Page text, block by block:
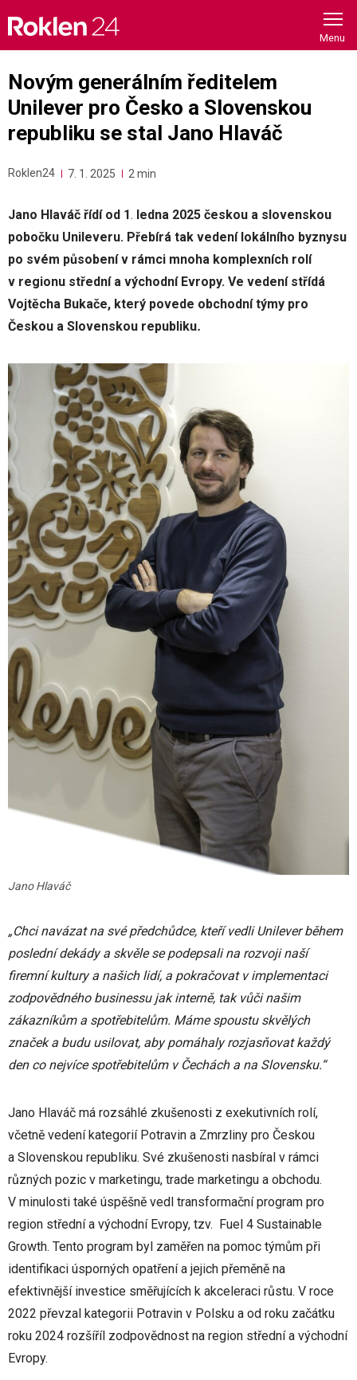
content
Novým generálním ředitelem
Unilever pro Česko a Slovenskou
republiku se stal Jano Hlaváč
Roklen24 7. 1. 2025 2 min
Jano Hlaváč řídí od 1. ledna 2025 českou a slovenskou
pobočku Unileveru. Přebírá tak vedení lokálního byznysu
po svém působení v rámci mnoha komplexních rolí
v regionu střední a východní Evropy. Ve vedení střídá
Vojtěcha Bukače, který povede obchodní týmy pro
Českou a Slovenskou republiku.
Jano Hlaváč
„Chci navázat na své předchůdce, kteří vedli Unilever během
poslední dekády a skvěle se podepsali na rozvoji naší
firemní kultury a našich lidí, a pokračovat v implementaci
zodpovědného businessu jak interně, tak vůči našim
zákazníkům a spotřebitelům. Máme spoustu skvělých
značek a budu usilovat, aby pomáhaly rozjasňovat každý
den co nejvíce spotřebitelům v Čechách a na Slovensku.“
Jano Hlaváč má rozsáhlé zkušenosti z exekutivních rolí,
včetně vedení kategorií Potravin a Zmrzliny pro Českou
a Slovenskou republiku. Své zkušenosti nasbíral v rámci
různých pozic v marketingu, trade marketingu a obchodu.
V minulosti také úspěšně vedl transformační program pro
region střední a východní Evropy, tzv. Fuel 4 Sustainable
Growth. Tento program byl zaměřen na pomoc týmům při
identifikaci úsporných opatření a jejich přeměně na
efektivnější investice směřujících k akceleraci růstu. V roce
2022 převzal kategorii Potravin v Polsku a od roku začátku
roku 2024 rozšíříl zodpovědnost na region střední a východní
Evropy.